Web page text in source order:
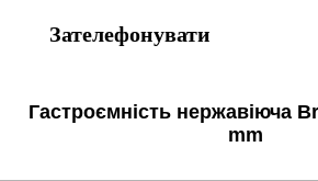
Гастроємність нержавіюча
mm
Зателефонувати